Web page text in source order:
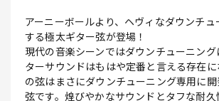
アーニーボールより、ヘヴィなダウンチ
する極太ギター弦が登場！
現代の音楽シーンではダウンチューニン
ターサウンドはもはや定番と言える存在
の弦はまさにダウンチューニング専用に
弦です。煌びやかなサウンドとタフな耐